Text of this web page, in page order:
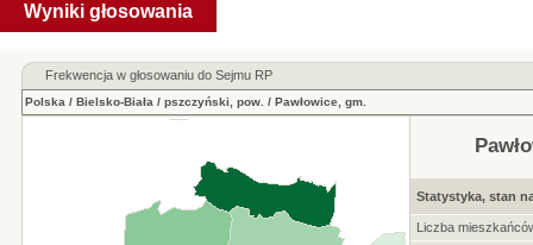
Wyniki głosowania
Frekwencja w głosowaniu do Sejmu RP
Polska / Bielsko-Biała / pszczyński, pow. / Pawłowice, gm.
Statystyka, stan
Liczba